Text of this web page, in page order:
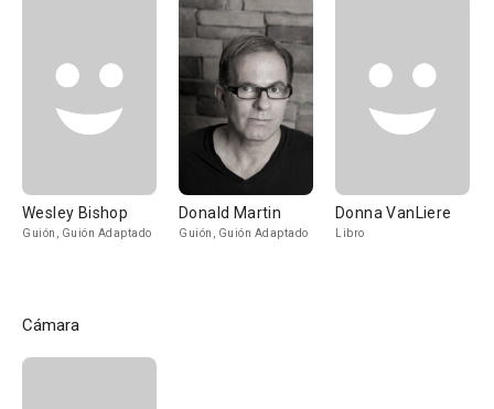
Wesley Bishop
Guión, Guión Adaptado
Donald Martin
Guión, Guión Adaptado
Donna VanLiere
Libro
Cámara